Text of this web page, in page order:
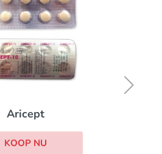
Aricept
KOOP NU